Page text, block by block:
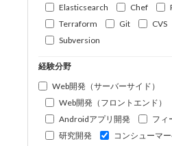
Elasticsearch
Chef
Terraform
Git CVS
Subversion
経験分野
Web開発（サーバーサイド）
Web開発（フロントエンド）
Androidアプリ開発
フィ
研究開発
コンシューマ